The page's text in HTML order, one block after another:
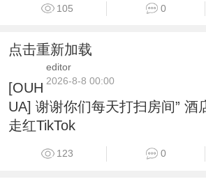
105 0
点击重新加载
editor
2026-8-8 00:00
[OUH
UA] 谢谢你们每天打扫房间” 酒
走红TikTok
123 0